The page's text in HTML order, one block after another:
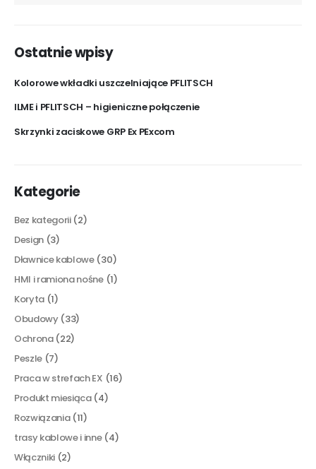
Ostatnie wpisy
Kolorowe wkładki uszczelniające PFLITSCH
ILME i PFLITSCH – higieniczne połączenie
Skrzynki zaciskowe GRP Ex PExcom
Kategorie
Bez kategorii(2)
Design (3)
Dławnice kablowe(30)
HMI i ramiona nośne(1)
Koryta (1)
Obudowy(33)
Ochrona(22)
Peszle (7)
Praca w strefach EX (16)
Produkt miesiąca(4)
Rozwiązania(11)
trasy kablowe i inne(4)
Włączniki (2)